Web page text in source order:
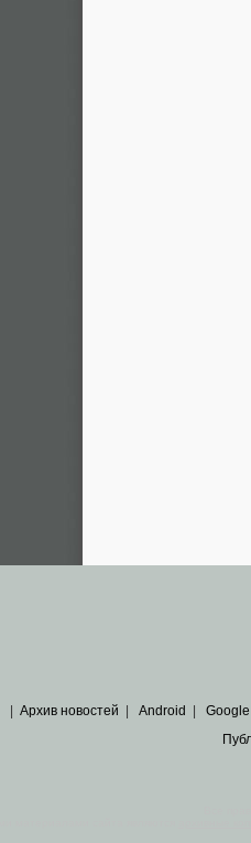
Архив новостей Android Google